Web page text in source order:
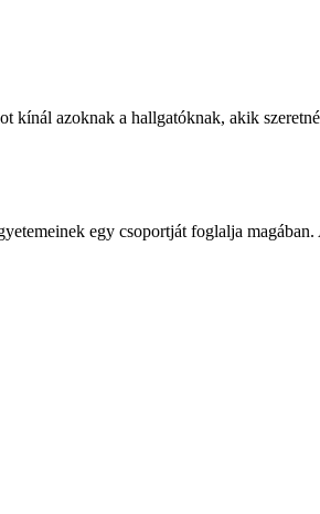
kínál azoknak a hallgatóknak, akik
egy csoportját foglalja magában.